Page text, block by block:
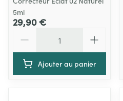
5ml
29,90 €
Ajouter au panier